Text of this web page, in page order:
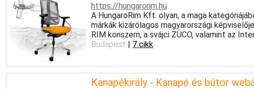
https://hungarorim.hu
A HungaroRim Kft. olyan, a maga
márkák kizárólagos magyarországi
RIM konszern, a svájci ZÜCO, valamint az
Budapest | 7 cikk
Kanapékirály - Kanapé és bútor